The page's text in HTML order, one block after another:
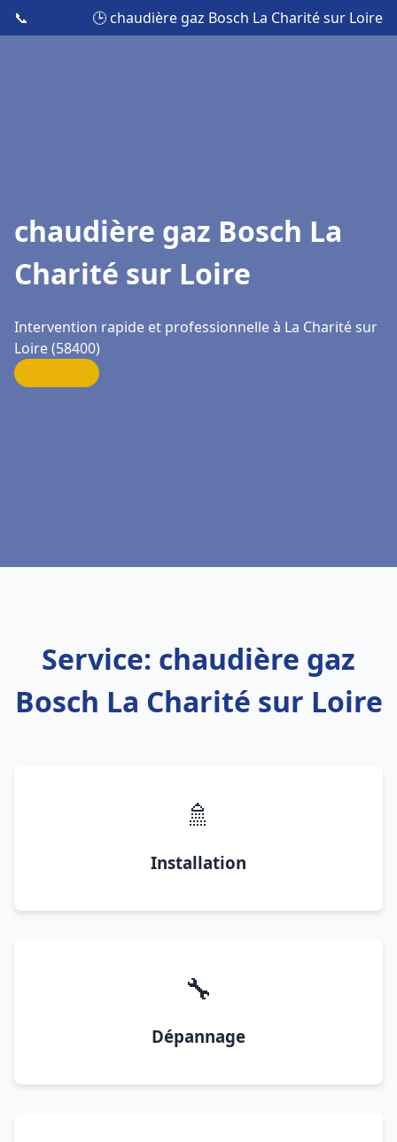
📞 🕒 chaudière gaz Bosch La Charité sur Loire
chaudière gaz Bosch La
Charité sur Loire
Intervention rapide et professionnelle à La Charité sur
Loire (58400)
Service: chaudière gaz
Bosch La Charité sur Loire
🚿
Installation
🔧
Dépannage